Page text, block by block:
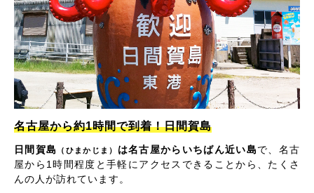
名古屋から約1時間で到着！日間賀島
日間賀島 （ひまかじま） は名古屋からいちばん近い島で、名古
屋から1時間程度と手軽にアクセスできることから、たくさ
んの人が訪れています。